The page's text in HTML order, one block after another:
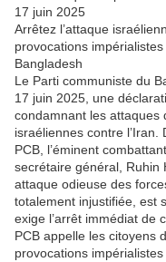
17 juin 2025
Arrêtez l’attaque
provocations
Bangladesh
Le Parti communiste du
17 juin 2025, une
condamnant les attaques
israéliennes contre
PCB, l’éminent
secrétaire général, Ruhin
attaque odieuse des
totalement injustifiée, est
exige l’arrêt immédiat de
PCB appelle les citoyens
provocations